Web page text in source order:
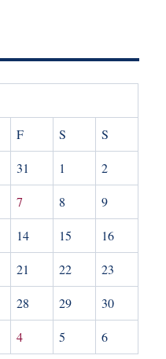
F S S
31 1 2
7 8 9
14 15 16
21 22 23
28 29 30
4 5 6